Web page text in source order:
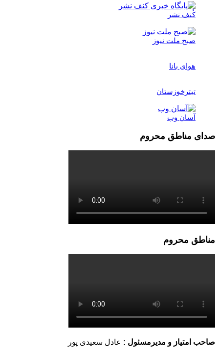
کُنف نشر
صبح ملت نیوز
هوای بانا
تیترخوزستان
آسان وب
صدای مناطق محروم
مناطق محروم
صاحب امتیاز و مدیرمسئول : عادل سعیدی پور